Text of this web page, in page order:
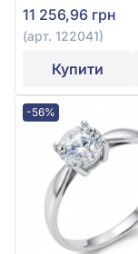
11 256,96 грн
(арт. 122041)
Купити
-56%